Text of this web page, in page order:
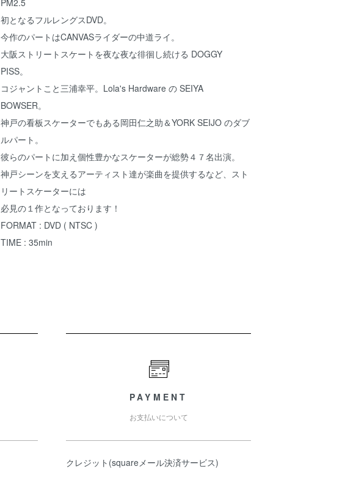
PM2.5
初となるフルレングスDVD。
今作のパートはCANVASライダーの中道ライ。
大阪ストリートスケートを夜な夜な徘徊し続ける DOGGY
PISS。
コジャントこと三浦幸平。Lola's Hardware の SEIYA
BOWSER。
神戸の看板スケーターでもある岡田仁之助＆YORK SEIJO のダブ
ルパート。
彼らのパートに加え個性豊かなスケーターが総勢４７名出演。
神戸シーンを支えるアーティスト達が楽曲を提供するなど、スト
リートスケーターには
必見の１作となっております！
FORMAT : DVD ( NTSC )
TIME : 35min
PAYMENT
お支払いについて
クレジット(squareメール決済サービス)